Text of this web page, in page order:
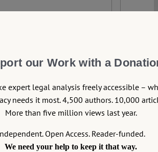
2025
our Work with a
expert legal analysis freely accessible –
needs it most. 4,500 authors. 10,000
More than five million views last year.
Open Access. Reader-funded.
We need your help to keep it that way.